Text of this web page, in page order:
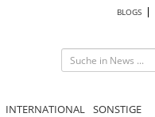
BLOGS
INTERNATIONAL SONSTIGE